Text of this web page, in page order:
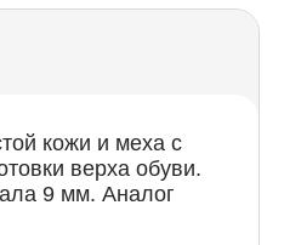
кожи и меха с
верха обуви.
9 мм. Аналог